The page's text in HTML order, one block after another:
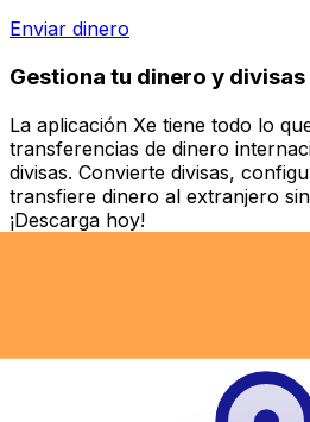
Enviar dinero
Gestiona tu dinero y
La aplicación Xe tiene todo lo
transferencias de dinero
divisas. Convierte divisas,
transfiere dinero al extranjero
¡Descarga hoy!